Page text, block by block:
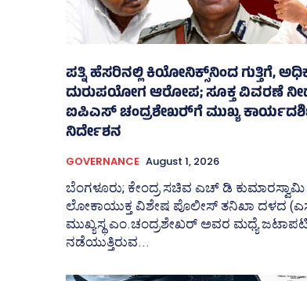
ಪತ್ನಿ ಹೆಸರಿನಲ್ಲಿ ಕಿಯೋನಿಕ್ಸ್‌ನಿಂದ ಗುತ್ತಿಗೆ,
ದುರುಪಯೋಗ ಆರೋಪ; ಸೂಕ್ತ ವಿವರಣೆ
ಐಪಿಎಸ್‌ ಚಂದ್ರಶೇಖರ್‍‌ಗೆ ಮುಖ್ಯ
ನಿರ್ದೇಶನ
GOVERNANCE August 1, 2026
ಬೆಂಗಳೂರು; ಕೇಂದ್ರ ಸಚಿವ ಎಚ್‌ ಡಿ ಕುಮಾರಸ್ವಾಮಿ
ಲೋಕಾಯುಕ್ತ ವಿಶೇಷ ಪೊಲೀಸ್‌ ತನಿಖಾ ದಳದ
ಮುಖ್ಯಸ್ಥ ಎಂ.ಚಂದ್ರಶೇಖರ್‌ ಅವರ ಮಧ್ಯೆ
ನಡೆಯುತ್ತಿರುವ...